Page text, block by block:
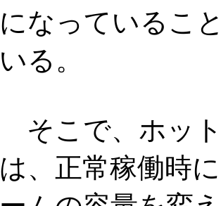
になっているこ
いる。
そこで、ホッ
は、正常稼働時